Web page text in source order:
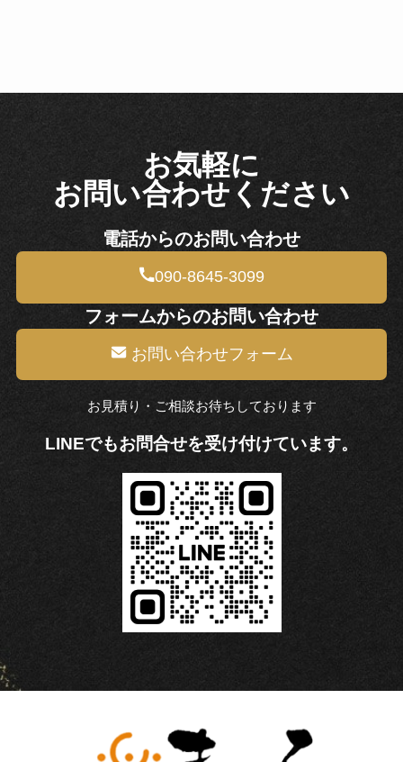
お気軽に
お問い合わせください
電話からのお問い合わせ
090-8645-3099
フォームからのお問い合わせ
お問い合わせフォーム
お見積り・ご相談お待ちしております
LINEでもお問合せを受け付けています。